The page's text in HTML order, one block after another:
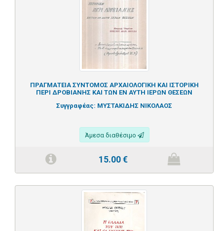
ΠΡΑΓΜΑΤΕΙΑ ΣΥΝΤOΜΟΣ ΑΡΧΑΙΟΛΟΓΙΚΗ ΚΑΙ ΙΣΤΟΡΙΚΗ
ΠΕΡΙ ΔΡΟΒΙΑΝΗΣ ΚΑΙ ΤΩΝ ΕΝ ΑΥΤΗ ΙΕΡΩΝ ΘΕΣΕΩΝ
Συγγραφέας: ΜΥΣΤΑΚΙΔΗΣ ΝΙΚΟΛΑΟΣ
Άμεσα διαθέσιμο
15.00€